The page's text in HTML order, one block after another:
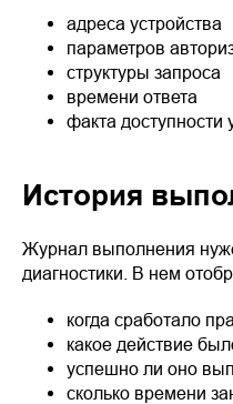
адреса устройства
параметров
структуры запроса
времени ответа
факта доступности
История
Журнал выполнения
диагностики. В нем
когда сработало
какое действие
успешно ли оно
сколько времени